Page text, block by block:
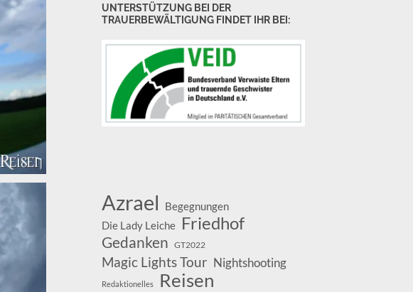
UNTERSTÜTZUNG BEI DER
TRAUERBEWÄLTIGUNG FINDET IHR BEI:
Azrael
Begegnungen
Die Lady Leiche Friedhof
Gedanken GT2022
Magic Lights Tour Nightshooting
Redaktionelles Reisen